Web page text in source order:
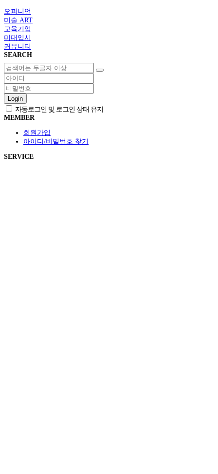
오피니언
미술 ART
교육기업
미대입시
커뮤니티
SEARCH
Login
자동로그인 및 로그인 상태 유지
MEMBER
회원가입
아이디/비밀번호 찾기
SERVICE